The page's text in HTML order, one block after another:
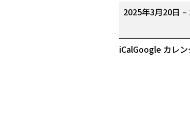
春
の
算
祭
2025年3月20日 –
iCalGoogle カレン